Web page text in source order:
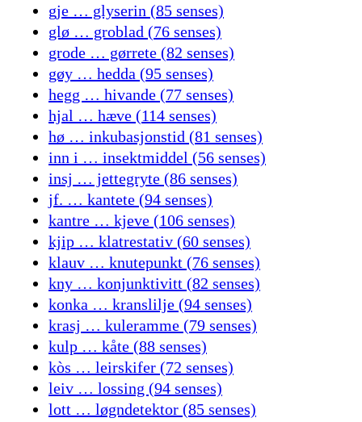
gje … glyserin (85 senses)
glø … groblad (76 senses)
grode … gørrete (82 senses)
gøy … hedda (95 senses)
hegg … hivande (77 senses)
hjal … hæve (114 senses)
hø … inkubasjonstid (81 senses)
inn i … insektmiddel (56 senses)
insj … jettegryte (86 senses)
jf. … kantete (94 senses)
kantre … kjeve (106 senses)
kjip … klatrestativ (60 senses)
klauv … knutepunkt (76 senses)
kny … konjunktivitt (82 senses)
konka … kranslilje (94 senses)
krasj … kuleramme (79 senses)
kulp … kåte (88 senses)
kòs … leirskifer (72 senses)
leiv … lossing (94 senses)
lott … løgndetektor (85 senses)